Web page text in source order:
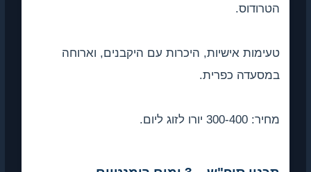
הטרודוס.
טעימות אישיות, היכרות עם היקבנים, וארוחה
במסעדה כפרית.
מחיר: 300-400 יורו לזוג ליום.